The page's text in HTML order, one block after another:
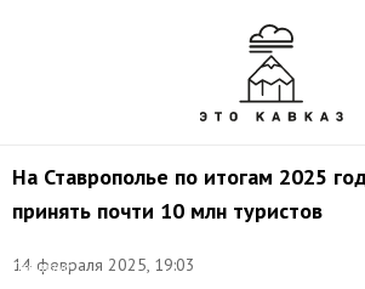
На Ставрополье по итогам 2025
принять почти 10 млн туристов
14 февраля 2025, 19:03
Дмитрий